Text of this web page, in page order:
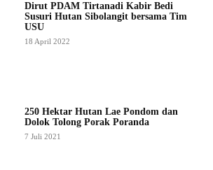
Dirut PDAM Tirtanadi Kabir Bedi
Susuri Hutan Sibolangit bersama Tim
USU
18 April 2022
250 Hektar Hutan Lae Pondom dan
Dolok Tolong Porak Poranda
7 Juli 2021